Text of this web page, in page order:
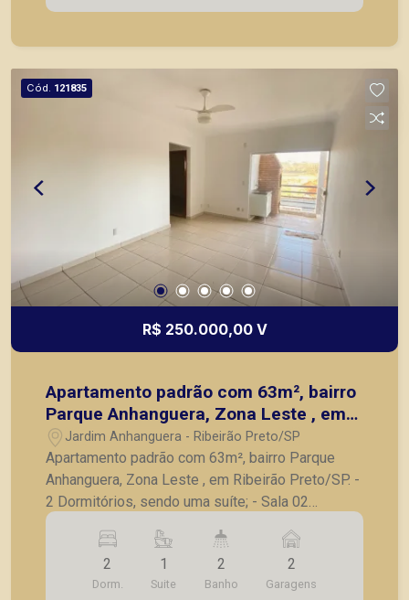
seus clientes com agilidade e segurança, em
Ribeirão Preto.
Cód. 121835
R$ 250.000,00 V
Apartamento padrão com 63m², bairro
Parque Anhanguera, Zona Leste , em
Ribeirão Preto/SP.
Jardim Anhanguera - Ribeirão Preto/SP
Apartamento padrão com 63m², bairro Parque
Anhanguera, Zona Leste , em Ribeirão Preto/SP. -
2 Dormitórios, sendo uma suíte; - Sala 02
ambientes; - Varanda gourmet; - Cozinha com
armários; - Banheiro social; - Área de serviço; - 2
Vagas de garagem; Piramid tem como objetivo
atender seus clientes com agilidade e segurança,
2
Dorm.
1
Suite
2
Banho
2
Garagens